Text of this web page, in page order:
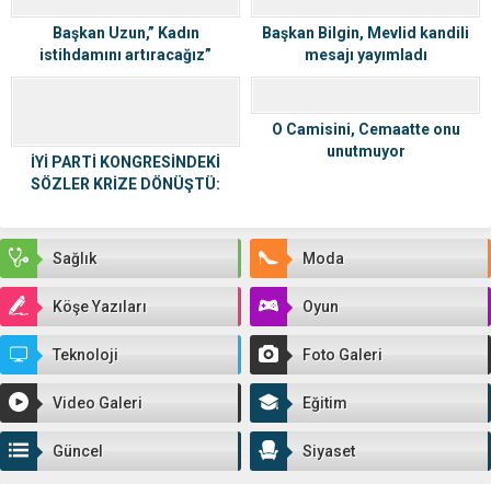
EDECEĞİZ”
Başkan Uzun,” Kadın
istihdamını artıracağız”
Başkan Bilgin, Mevlid kandili
mesajı yayımladı
İYİ PARTİ KONGRESİNDEKİ
SÖZLER KRİZE DÖNÜŞTÜ:
SİYAHLI ÇELENKLİ PROTESTO!
O Camisini, Cemaatte onu
unutmuyor
Sağlık Moda
Köşe Yazıları Oyun
Teknoloji Foto Galeri
Video Galeri Eğitim
Güncel Siyaset